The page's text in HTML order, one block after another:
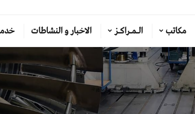
مكاتب الـمـراكـز الاخبار و النشاطات